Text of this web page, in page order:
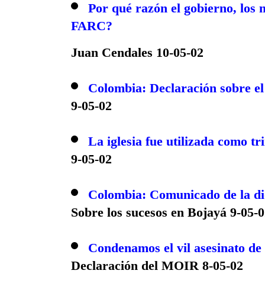
Por qué razón el gobierno, los
FARC?
Juan Cendales 10-05-02
Colombia: Declaración sobre
9-05-02
La iglesia fue utilizada como
9-05-02
Colombia: Comunicado de la
Sobre los sucesos en Bojayá 9-05-
Condenamos el vil asesinato
Declaración del MOIR 8-05-02